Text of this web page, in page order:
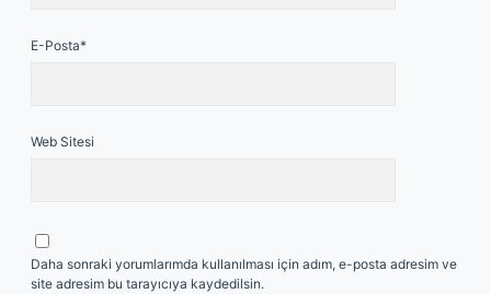
E-Posta*
Web Sitesi
Daha sonraki yorumlarımda kullanılması için adım, e-posta adresim ve
site adresim bu tarayıcıya kaydedilsin.